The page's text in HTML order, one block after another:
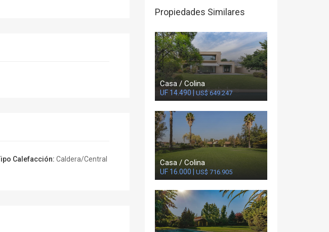
Calefacción: Caldera/Central
Propiedades Similares
Casa / Colina
UF 14.490 | US$ 649.247
Casa / Colina
UF 16.000 | US$ 716.905